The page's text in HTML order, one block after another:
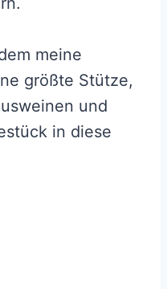
meine
größte Stütze,
und
in diese